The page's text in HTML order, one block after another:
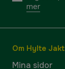
mer
Om Hylte
Mina sidor